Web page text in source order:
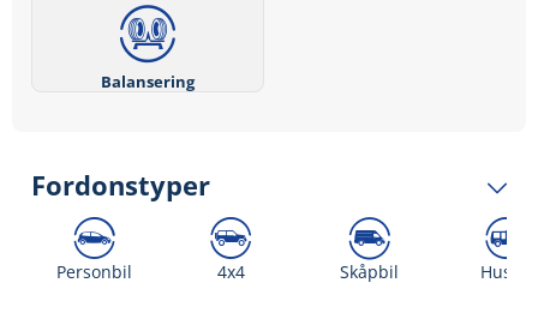
Balansering
Fordonstyper
Personbil 4x4 Skåpbil Husbil